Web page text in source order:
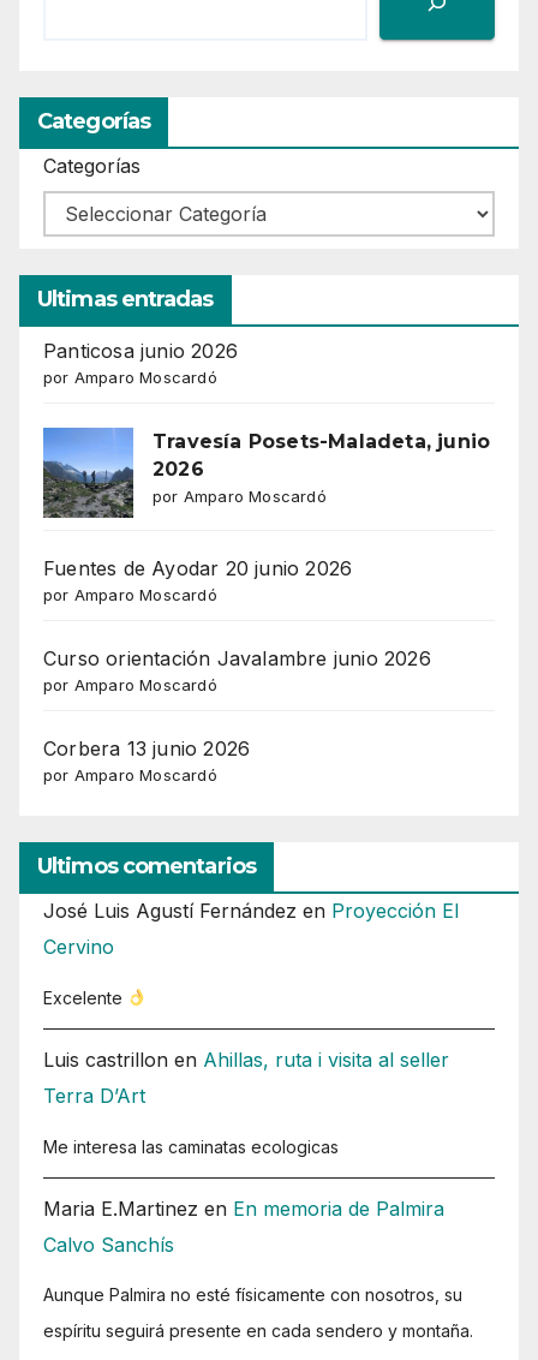
Categorías
Categorías
Ultimas entradas
Panticosa junio 2026
por Amparo Moscardó
Travesía Posets-Maladeta, junio
2026
por Amparo Moscardó
Fuentes de Ayodar 20 junio 2026
por Amparo Moscardó
Curso orientación Javalambre junio 2026
por Amparo Moscardó
Corbera 13 junio 2026
por Amparo Moscardó
Ultimos comentarios
José Luis Agustí Fernández en Proyección El
Cervino
Excelente
Luis castrillon en Ahillas, ruta i visita al seller
Terra D’Art
Me interesa las caminatas ecologicas
Maria E.Martinez en En memoria de Palmira
Calvo Sanchís
Aunque Palmira no esté físicamente con nosotros, su
espíritu seguirá presente en cada sendero y montaña.